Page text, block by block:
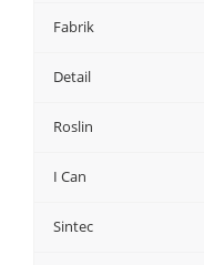
Fabrik
Detail
Roslin
I Can
Sintec